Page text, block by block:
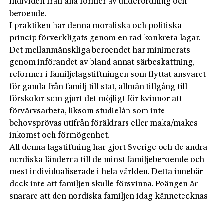
individen från alla former av underordning och
beroende.
I praktiken har denna moraliska och politiska
princip förverkligats genom en rad konkreta lagar.
Det mellanmänskliga beroendet har minimerats
genom införandet av bland annat särbeskattning,
reformer i familjelagstiftningen som flyttat ansvaret
för gamla från familj till stat, allmän tillgång till
förskolor som gjort det möjligt för kvinnor att
förvärvsarbeta, liksom studielån som inte
behovsprövas utifrån föräldrars eller maka/makes
inkomst och förmögenhet.
All denna lagstiftning har gjort Sverige och de andra
nordiska länderna till de minst familjeberoende och
mest individualiserade i hela världen. Detta innebär
dock inte att familjen skulle försvinna. Poängen är
snarare att den nordiska familjen idag kännetecknas